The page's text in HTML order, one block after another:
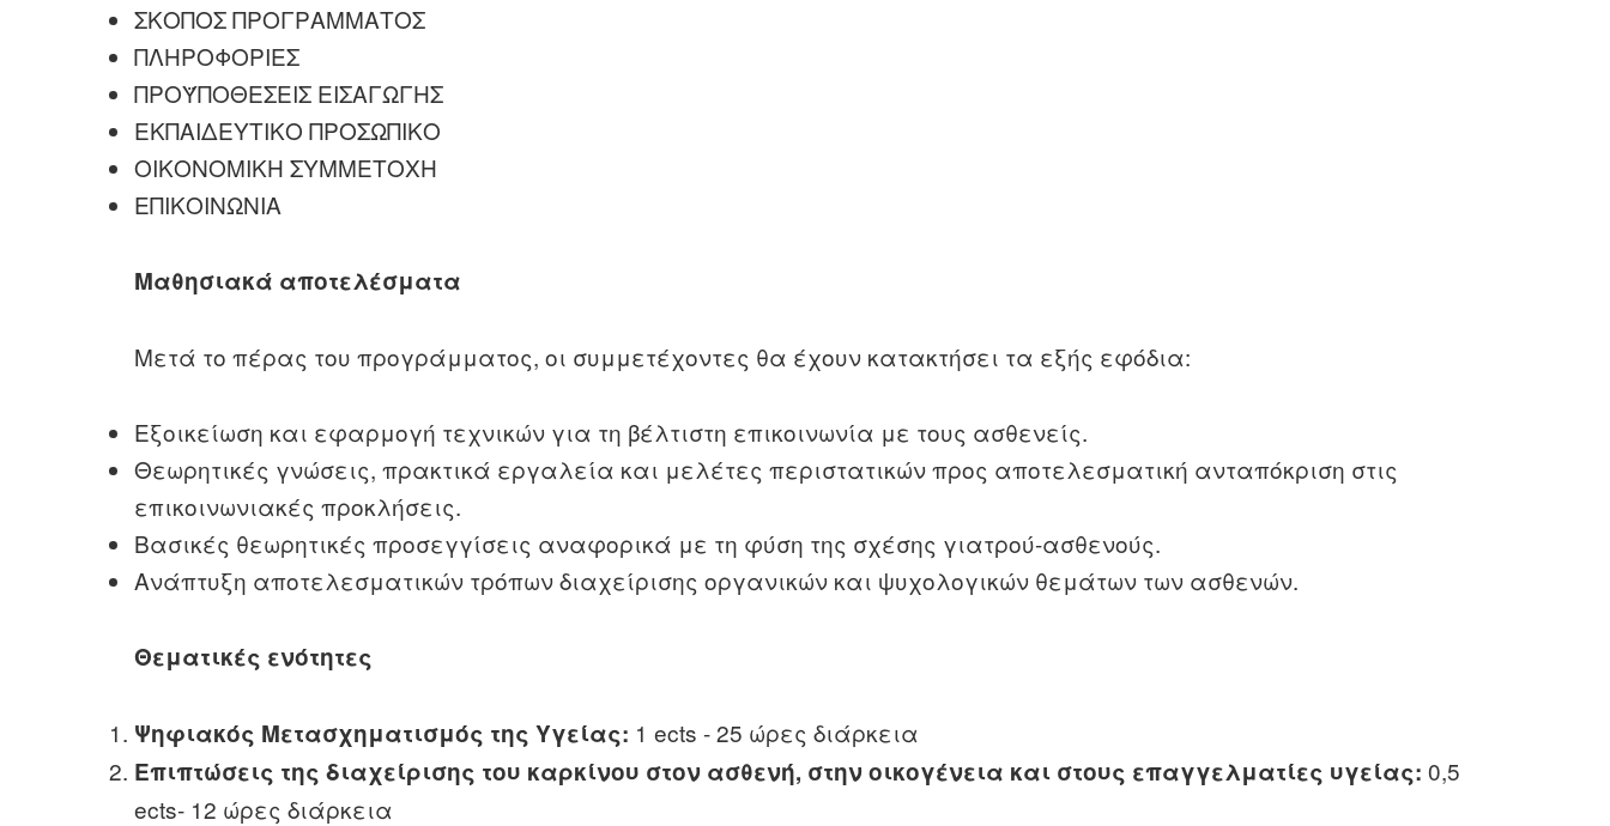
ΣΚΟΠΟΣ ΠΡΟΓΡΑΜΜΑΤΟΣ
ΠΛΗΡΟΦΟΡΙΕΣ
ΠΡΟΫΠΟΘΕΣΕΙΣ ΕΙΣΑΓΩΓΗΣ
ΕΚΠΑΙΔΕΥΤΙΚΟ ΠΡΟΣΩΠΙΚΟ
ΟΙΚΟΝΟΜΙΚΗ ΣΥΜΜΕΤΟΧΗ
ΕΠΙΚΟΙΝΩΝΙΑ
Μαθησιακά αποτελέσματα
Μετά το πέρας του προγράμματος, οι συμμετέχοντες θα έχουν κατακτήσει τα εξής εφόδια:
Εξοικείωση και εφαρμογή τεχνικών για τη βέλτιστη επικοινωνία με τους ασθενείς.
Θεωρητικές γνώσεις, πρακτικά εργαλεία και μελέτες περιστατικών προς αποτελεσματική ανταπόκριση στις
επικοινωνιακές προκλήσεις.
Βασικές θεωρητικές προσεγγίσεις αναφορικά με τη φύση της σχέσης γιατρού-ασθενούς.
Ανάπτυξη αποτελεσματικών τρόπων διαχείρισης οργανικών και ψυχολογικών θεμάτων των ασθενών.
Θεματικές ενότητες
Ψηφιακός Μετασχηματισμός της Υγείας: 1 ects - 25 ώρες διάρκεια
Επιπτώσεις της διαχείρισης του καρκίνου στον ασθενή, στην οικογένεια και στους επαγγελματίες υγείας: 0,5
ects- 12 ώρες διάρκεια